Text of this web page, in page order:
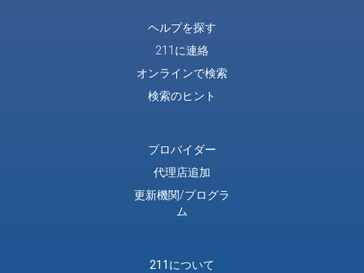
ヘルプを探す
211に連絡
オンラインで検索
検索のヒント
プロバイダー
代理店追加
更新機関/プログラ
ム
211について